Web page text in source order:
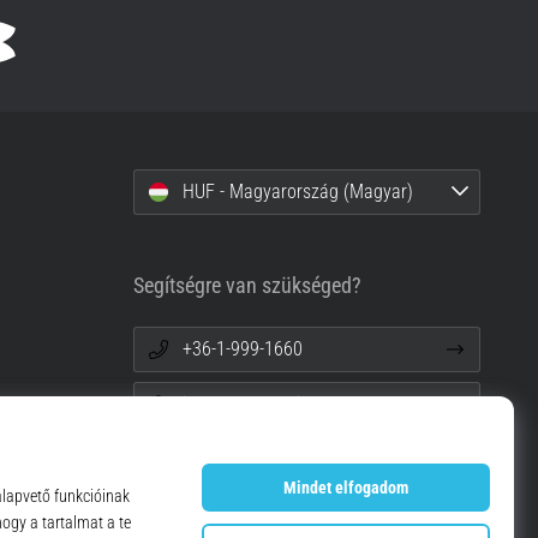
HUF - Magyarország (Magyar)
Segítségre van szükséged?
+36-1-999-1660
info@top4running.hu